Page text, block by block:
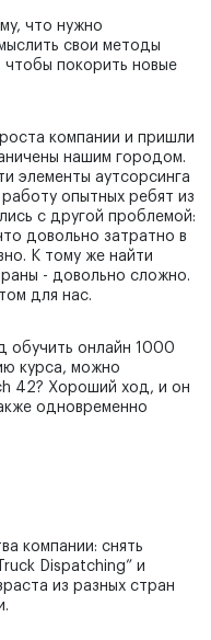
что нужно
свои методы
покорить новые
компании и пришли
нашим городом.
элементы аутсорсинга
опытных ребят из
с другой проблемой:
довольно затратно в
К тому же найти
- довольно сложно.
для нас.
обучить онлайн 1000
курса, можно
42? Хороший ход, и он
одновременно
компании: снять
Dispatching” и
из разных стран